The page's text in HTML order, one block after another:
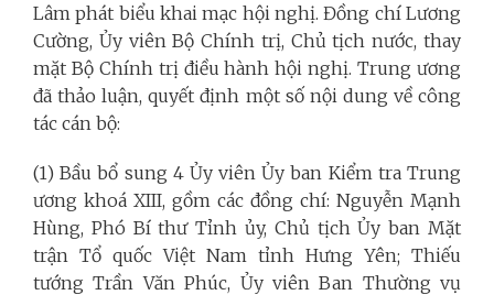
Lâm phát biểu khai mạc hội nghị. Đồng chí Lương
Cường, Ủy viên Bộ Chính trị, Chủ tịch nước, thay
mặt Bộ Chính trị điều hành hội nghị. Trung ương
đã thảo luận, quyết định một số nội dung về công
tác cán bộ:
(1) Bầu bổ sung 4 Ủy viên Ủy ban Kiểm tra Trung
ương khoá XIII, gồm các đồng chí: Nguyễn Mạnh
Hùng, Phó Bí thư Tỉnh ủy, Chủ tịch Ủy ban Mặt
trận Tổ quốc Việt Nam tỉnh Hưng Yên; Thiếu
tướng Trần Văn Phúc, Ủy viên Ban Thường vụ